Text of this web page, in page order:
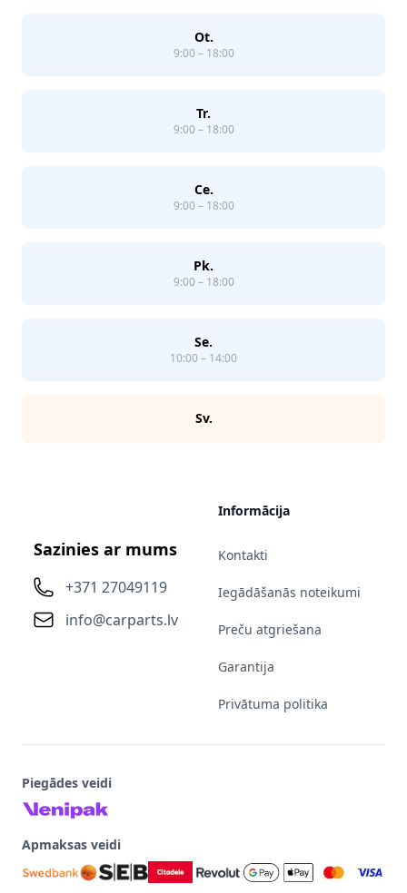
Ot.
9:00 – 18:00
Tr.
9:00 – 18:00
Ce.
9:00 – 18:00
Pk.
9:00 – 18:00
Se.
10:00 – 14:00
Sv.
Sazinies ar mums
+371 27049119
info@carparts.lv
Informācija
Kontakti
Iegādāšanās noteikumi
Preču atgriešana
Garantija
Privātuma politika
Piegādes veidi
Apmaksas veidi